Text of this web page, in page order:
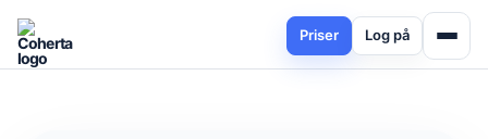
Priser Log på